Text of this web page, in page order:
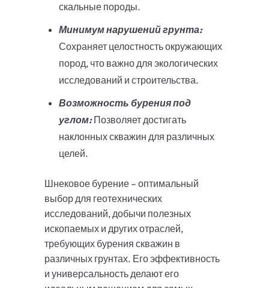
скальные породы.
Минимум нарушений грунта:
Сохраняет целостность окружающих
пород, что важно для экологических
исследований и строительства.
Возможность бурения под
углом:Позволяет достигать
наклонных скважин для различных
целей.
Шнековое бурение – оптимальный
выбор для геотехнических
исследований, добычи полезных
ископаемых и других отраслей,
требующих бурения скважин в
различных грунтах. Его эффективность
и универсальность делают его